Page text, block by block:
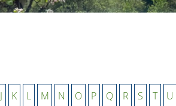
J K L M N O P Q R S T U